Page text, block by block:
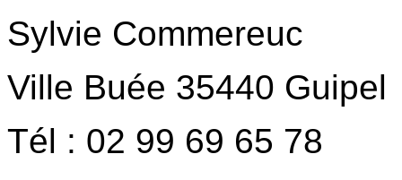
Sylvie Commereuc
Ville Buée 35440 Guipel
Tél : 02 99 69 65 78